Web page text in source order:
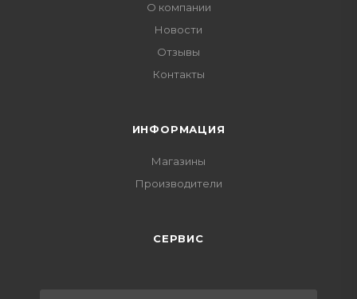
О компании
Новости
Отзывы
Контакты
ИНФОРМАЦИЯ
Магазины
Производители
СЕРВИС